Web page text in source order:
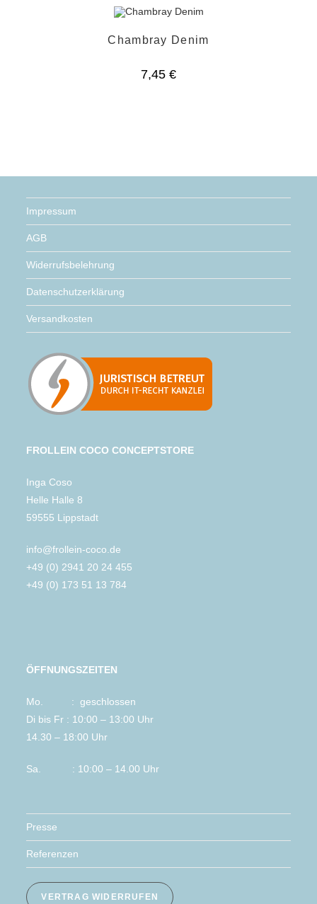
Chambray Denim
7,45 €
Impressum
AGB
Widerrufsbelehrung
Datenschutzerklärung
Versandkosten
FROLLEIN COCO CONCEPTSTORE
Inga Coso
Helle Halle 8
59555 Lippstadt
info@frollein-coco.de
+49 (0) 2941 20 24 455
+49 (0) 173 51 13 784
ÖFFNUNGSZEITEN
Mo. : geschlossen
Di bis Fr : 10:00 – 13:00 Uhr
14.30 – 18:00 Uhr
Sa. : 10:00 – 14.00 Uhr
Presse
Referenzen
VERTRAG WIDERRUFEN